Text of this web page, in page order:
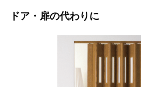
ドア・扉の代わりに